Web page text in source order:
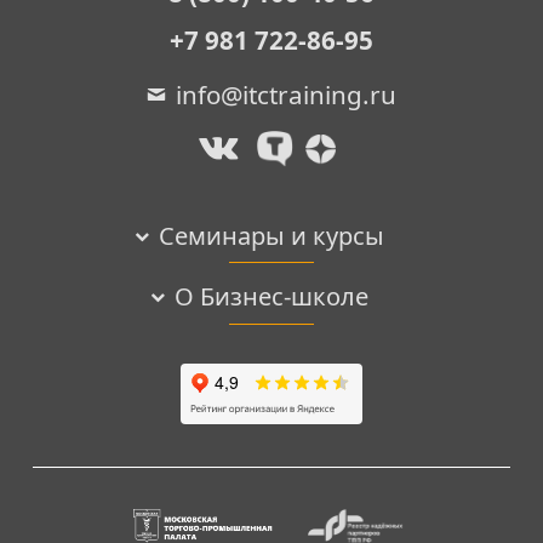
+7 981 722-86-95
info@itctraining.ru
Семинары и курсы
О Бизнес-школе